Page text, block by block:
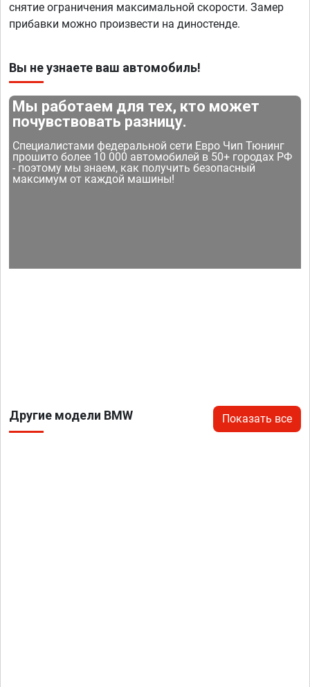
снятие ограничения максимальной скорости. Замер
прибавки можно произвести на диностенде.
Вы не узнаете ваш автомобиль!
Мы работаем для тех, кто может
почувствовать разницу.
Специалистами федеральной сети Евро Чип Тюнинг
прошито более 10 000 автомобилей в 50+ городах РФ
- поэтому мы знаем, как получить безопасный
максимум от каждой машины!
Другие модели BMW Показать все